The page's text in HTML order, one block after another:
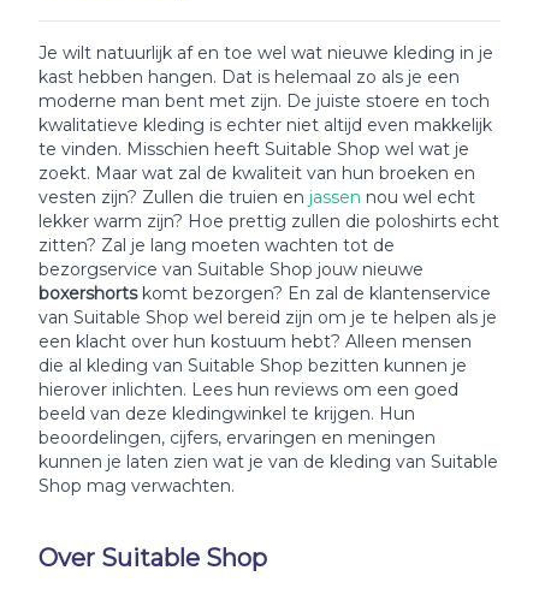
Je wilt natuurlijk af en toe wel wat nieuwe kleding in je
kast hebben hangen. Dat is helemaal zo als je een
moderne man bent met zijn. De juiste stoere en toch
kwalitatieve kleding is echter niet altijd even makkelijk
te vinden. Misschien heeft Suitable Shop wel wat je
zoekt. Maar wat zal de kwaliteit van hun broeken en
vesten zijn? Zullen die truien en jassen nou wel echt
lekker warm zijn? Hoe prettig zullen die poloshirts echt
zitten? Zal je lang moeten wachten tot de
bezorgservice van Suitable Shop jouw nieuwe
boxershortskomt bezorgen? En zal de klantenservice
van Suitable Shop wel bereid zijn om je te helpen als je
een klacht over hun kostuum hebt? Alleen mensen
die al kleding van Suitable Shop bezitten kunnen je
hierover inlichten. Lees hun reviews om een goed
beeld van deze kledingwinkel te krijgen. Hun
beoordelingen, cijfers, ervaringen en meningen
kunnen je laten zien wat je van de kleding van Suitable
Shop mag verwachten.
Over Suitable Shop